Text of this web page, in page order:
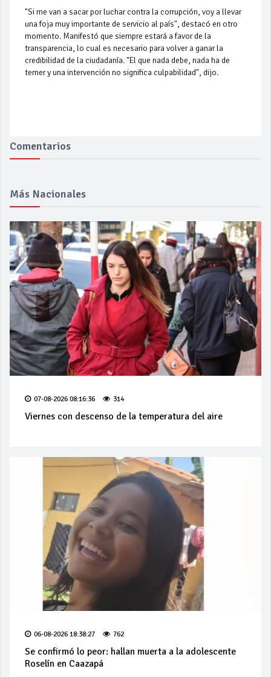
"Si me van a sacar por luchar contra la corrupción, voy a llevar
una foja muy importante de servicio al país", destacó en otro
momento. Manifestó que siempre estará a favor de la
transparencia, lo cual es necesario para volver a ganar la
credibilidad de la ciudadanía. "El que nada debe, nada ha de
temer y una intervención no significa culpabilidad", dijo.
Comentarios
Más Nacionales
07-08-2026 08:16:36 314
Viernes con descenso de la temperatura del aire
06-08-2026 18:38:27 762
Se confirmó lo peor: hallan muerta a la adolescente
Roselín en Caazapá